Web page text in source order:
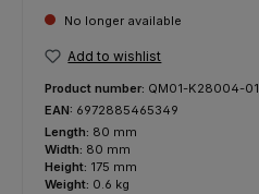
No longer available
Add to wishlist
Product number: QM01-K28004-01
EAN: 6972885465349
Length: 80 mm
Width: 80 mm
Height: 175 mm
Weight: 0.6 kg